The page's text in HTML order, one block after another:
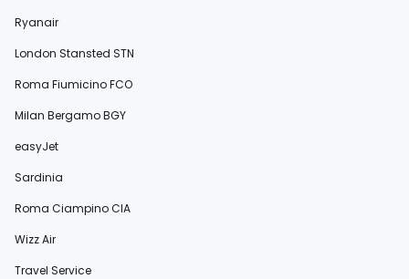
Ryanair
London Stansted STN
Roma Fiumicino FCO
Milan Bergamo BGY
easyJet
Sardinia
Roma Ciampino CIA
Wizz Air
Travel Service